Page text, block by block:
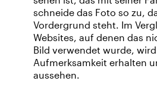
schneide das Foto so zu,
Vordergrund steht. Im
Websites, auf denen das
Bild verwendet wurde,
Aufmerksamkeit erhalten
aussehen.